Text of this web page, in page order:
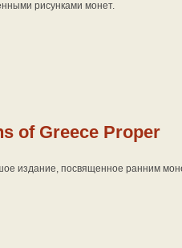
рисунками монет.
of Greece Proper
издание, посвященное ранним